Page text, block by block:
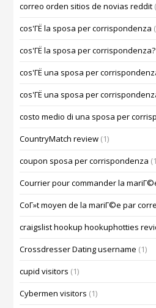
correo orden sitios de novias reddit
cos'ГЁ la sposa per corrispondenza
cos'ГЁ la sposa per corrispondenza?
cos'ГЁ una sposa per
cos'ГЁ una sposa per
costo medio di una sposa per
CountryMatch review (1)
coupon sposa per corrispondenza
Courrier pour commander la
CoГ»t moyen de la mariГ©e par
craigslist hookup hookuphotties
Crossdresser Dating username (1)
cupid visitors (1)
Cybermen visitors (1)